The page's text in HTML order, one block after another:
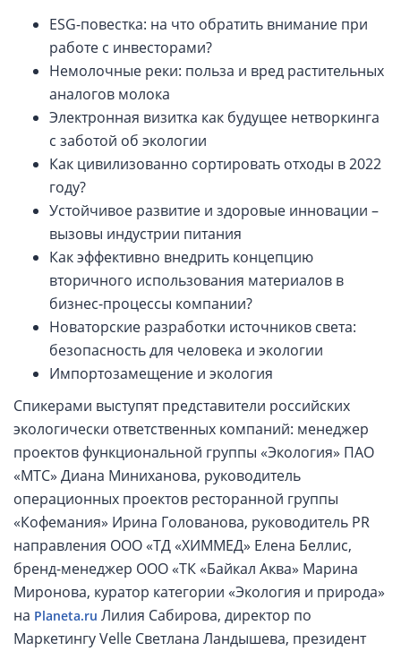
ESG-повестка: на что обратить внимание при
работе с инвесторами?
Немолочные реки: польза и вред растительных
аналогов молока
Электронная визитка как будущее нетворкинга
с заботой об экологии
Как цивилизованно сортировать отходы в 2022
году?
Устойчивое развитие и здоровые инновации –
вызовы индустрии питания
Как эффективно внедрить концепцию
вторичного использования материалов в
бизнес-процессы компании?
Новаторские разработки источников света:
безопасность для человека и экологии
Импортозамещение и экология
Спикерами выступят представители российских
экологически ответственных компаний: менеджер
проектов функциональной группы «Экология» ПАО
«МТС» Диана Миниханова, руководитель
операционных проектов ресторанной группы
«Кофемания» Ирина Голованова, руководитель PR
направления ООО «ТД «ХИММЕД» Елена Беллис,
бренд-менеджер ООО «ТК «Байкал Аква» Марина
Миронова, куратор категории «Экология и природа»
на Planeta.ru Лилия Сабирова, директор по
Маркетингу Velle Светлана Ландышева, президент